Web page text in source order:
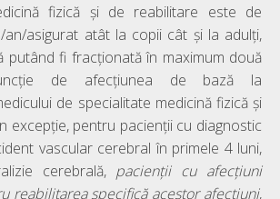
fizică şi de reabilitare este de
an/asigurat atât la copii cât şi la adulţi,
putând fi fracţionată în maximum două
de afecţiunea de bază la
de specialitate medicină fizică şi
excepţie, pentru pacienţii cu diagnostic
vascular cerebral în primele 4 luni,
cerebrală, pacienţii cu afecţiuni
reabilitarea specifică acestor afecţiuni,